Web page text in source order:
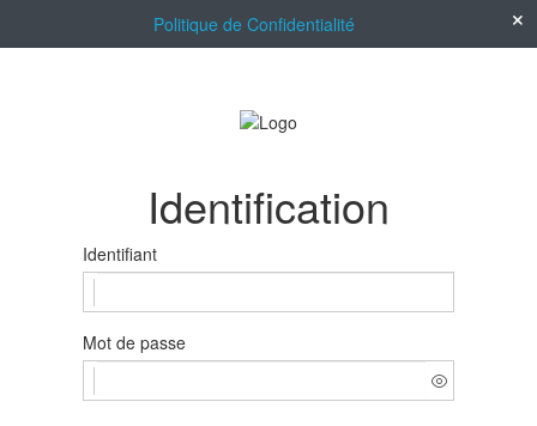
Politique de Confidentialité
Identification
Identifiant
Mot de passe